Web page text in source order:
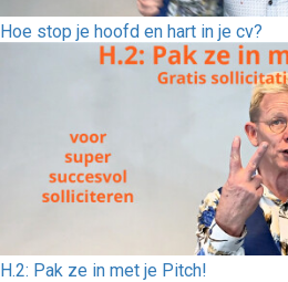
Hoe stop je hoofd en hart in je cv?
H.2: Pak ze in met je Pitch!